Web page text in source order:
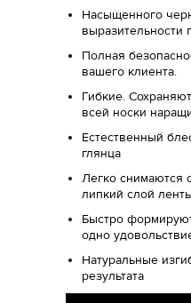
Насыщенного
выразительности
Полная
вашего клиента.
Гибкие.
всей носки
Естественный
глянца
Легко снимаются
липкий слой
Быстро
одно
Натуральные
результата